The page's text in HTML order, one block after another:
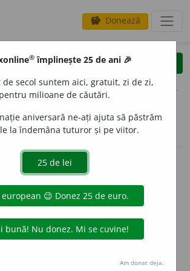
savings Donează
clear
opțiuni
(1) definiții (16) declinări
Aceste definiții sunt compilate de
dexonline. Definițiile
se află pe filadefiniții.
preferințe
® împlinește 25 de ani 🎉
de secol suntem aici, gratuit, zi de zi,
pentru milioane de căutări.
aniversară ne-ați ajuta să păstrăm
la îndemâna tuturor și pe viitor.
Am donat deja.